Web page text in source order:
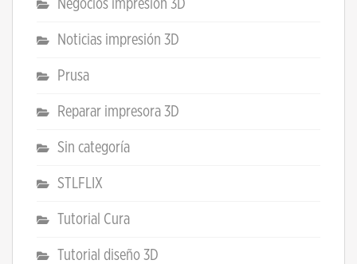
Negocios impresión 3D
Noticias impresión 3D
Prusa
Reparar impresora 3D
Sin categoría
STLFLIX
Tutorial Cura
Tutorial diseño 3D